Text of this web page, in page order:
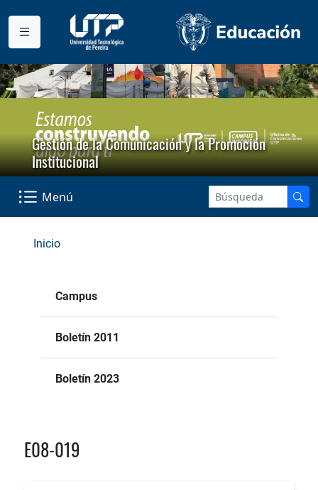
Gestión de la Comunicación y la Promoción
Institucional
Menú
Inicio
Campus
Boletín 2011
Boletín 2023
E08-019